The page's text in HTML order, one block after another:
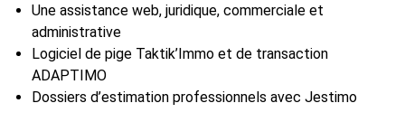
Une assistance web, juridique, commerciale et
administrative
Logiciel de pige Taktik’Immo et de transaction
ADAPTIMO
Dossiers d’estimation professionnels avec Jestimo